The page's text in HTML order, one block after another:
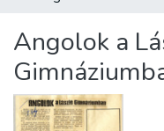
About us
Angolok a